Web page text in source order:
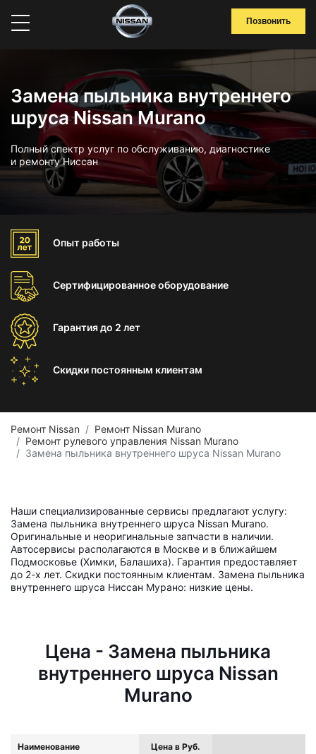
Позвонить
Замена пыльника внутреннего
шруса Nissan Murano
Полный спектр услуг по обслуживанию, диагностике
и ремонту Ниссан
Опыт работы
Сертифицированноеоборудование
Гарантиядо 2 лет
Скидки постоянным клиентам
Ремонт Nissan
Ремонт Nissan Murano
Ремонт рулевого управления Nissan Murano
Замена пыльника внутреннего шруса Nissan Murano
Наши специализированные сервисы предлагают услугу:
Замена пыльника внутреннего шруса Nissan Murano.
Оригинальные и неоригинальные запчасти в наличии.
Автосервисы располагаются в Москве и в ближайшем
Подмосковье (Химки, Балашиха). Гарантия предоставляет
до 2-х лет. Скидки постоянным клиентам. Замена пыльника
внутреннего шруса Ниссан Мурано: низкие цены.
Цена - Замена пыльника
внутреннего шруса Nissan
Murano
Наименование Цена в Руб.